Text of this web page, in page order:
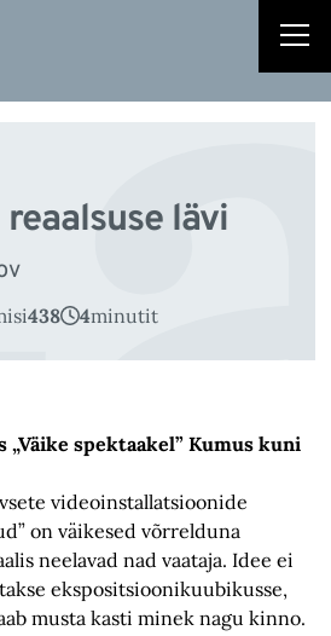
lävi
438 4minutit
„Väike spektaakel” Kumus kuni
videoinstallatsioonide
on väikesed võrrelduna
neelavad nad vaataja. Idee ei
ekspositsioonikuubikusse,
musta kasti minek nagu kinno.